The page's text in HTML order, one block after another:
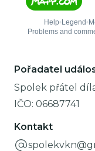
Pořadatel
Spolek přátel
IČO: 06687741
Kontakt